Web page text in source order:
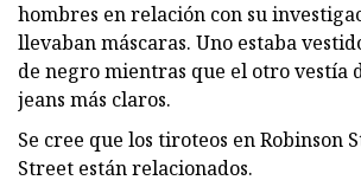
hombres en relación con su
llevaban máscaras. Uno estaba
de negro mientras que el otro vestía
jeans más claros.
Se cree que los tiroteos en Robinson
Street están relacionados.